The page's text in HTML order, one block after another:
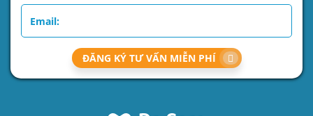
ĐĂNG KÝ TƯ VẤN MIỄN PHÍ